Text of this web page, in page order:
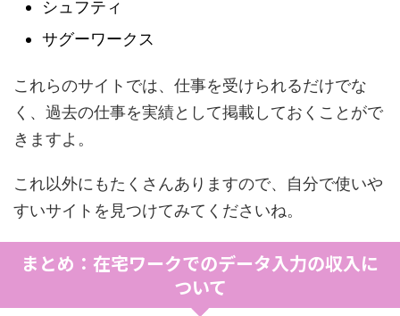
シュフティ
サグーワークス
これらのサイトでは、仕事を受けられるだけでな
く、過去の仕事を実績として掲載しておくことがで
きますよ。
これ以外にもたくさんありますので、自分で使いや
すいサイトを見つけてみてくださいね。
まとめ：在宅ワークでのデータ入力の収入に
ついて